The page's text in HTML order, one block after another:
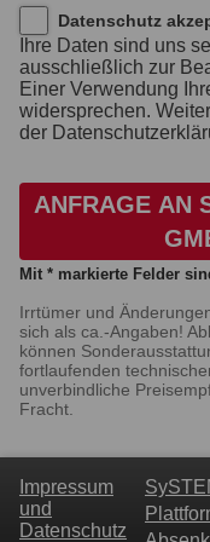
Datenschutz
Ihre Daten sind uns
ausschließlich zur
Einer Verwendung
widersprechen.
der
ANFRAGE AN
Mit * markierte Felder
Irrtümer und
sich als ca.-Angaben!
können
fortlaufenden
unverbindliche
Fracht.
Impressum
und
Datenschutz